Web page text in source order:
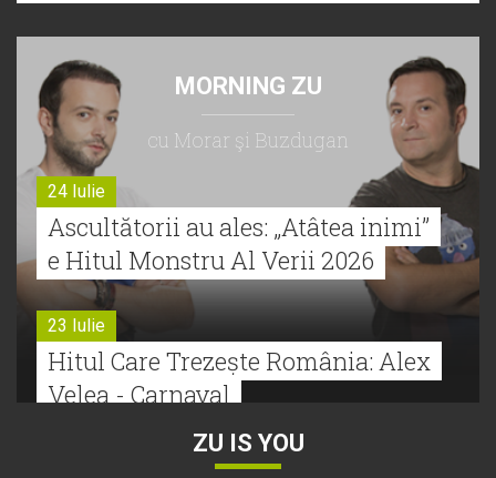
MORNING ZU
cu Morar şi Buzdugan
24 Iulie
Ascultătorii au ales: „Atâtea inimi”
e Hitul Monstru Al Verii 2026
23 Iulie
Hitul Care Trezește România: Alex
Velea - Carnaval
ZU IS YOU